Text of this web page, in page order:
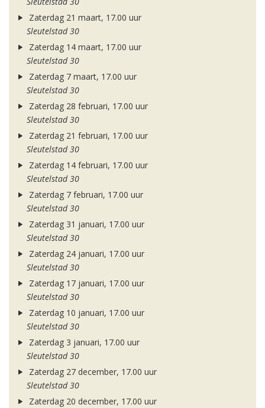
Zaterdag 21 maart, 17.00 uur
Sleutelstad 30
Zaterdag 14 maart, 17.00 uur
Sleutelstad 30
Zaterdag 7 maart, 17.00 uur
Sleutelstad 30
Zaterdag 28 februari, 17.00 uur
Sleutelstad 30
Zaterdag 21 februari, 17.00 uur
Sleutelstad 30
Zaterdag 14 februari, 17.00 uur
Sleutelstad 30
Zaterdag 7 februari, 17.00 uur
Sleutelstad 30
Zaterdag 31 januari, 17.00 uur
Sleutelstad 30
Zaterdag 24 januari, 17.00 uur
Sleutelstad 30
Zaterdag 17 januari, 17.00 uur
Sleutelstad 30
Zaterdag 10 januari, 17.00 uur
Sleutelstad 30
Zaterdag 3 januari, 17.00 uur
Sleutelstad 30
Zaterdag 27 december, 17.00 uur
Sleutelstad 30
Zaterdag 20 december, 17.00 uur